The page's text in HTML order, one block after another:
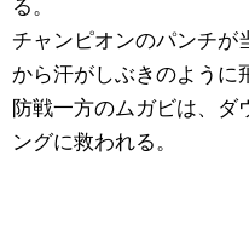
る。
チャンピオンのパンチが
から汗がしぶきのように
防戦一方のムガビは、
ングに救われる。